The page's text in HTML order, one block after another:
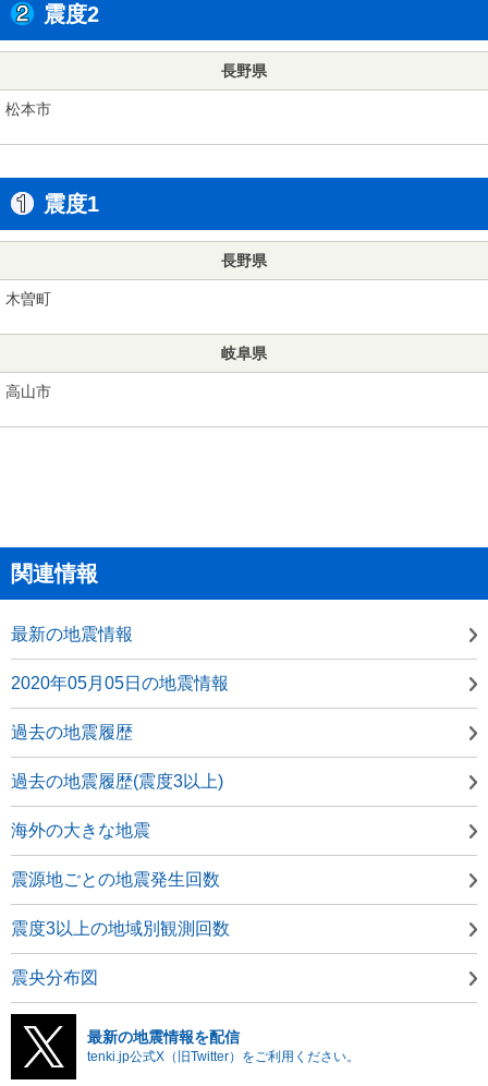
震度2
長野県
松本市
震度1
長野県
木曽町
岐阜県
高山市
関連情報
最新の地震情報
2020年05月05日の地震情報
過去の地震履歴
過去の地震履歴(震度3以上)
海外の大きな地震
震源地ごとの地震発生回数
震度3以上の地域別観測回数
震央分布図
最新の地震情報を配信
tenki.jp公式X（旧Twitter）をご利用ください。